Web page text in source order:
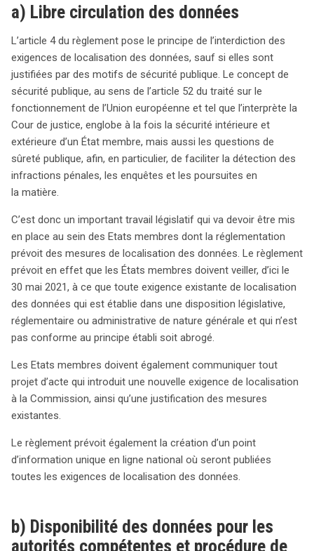
a) Libre circulation des données
L’article 4 du règlement pose le principe de l’interdiction des
exigences de localisation des données, sauf si elles sont
justifiées par des motifs de sécurité publique. Le concept de
sécurité publique, au sens de l’article 52 du traité sur le
fonctionnement de l’Union européenne et tel que l’interprète la
Cour de justice, englobe à la fois la sécurité intérieure et
extérieure d’un État membre, mais aussi les questions de
sûreté publique, afin, en particulier, de faciliter la détection des
infractions pénales, les enquêtes et les poursuites en
la matière.
C’est donc un important travail législatif qui va devoir être mis
en place au sein des Etats membres dont la réglementation
prévoit des mesures de localisation des données. Le règlement
prévoit en effet que les États membres doivent veiller, d’ici le
30 mai 2021, à ce que toute exigence existante de localisation
des données qui est établie dans une disposition législative,
réglementaire ou administrative de nature générale et qui n’est
pas conforme au principe établi soit abrogé.
Les Etats membres doivent également communiquer tout
projet d’acte qui introduit une nouvelle exigence de localisation
à la Commission, ainsi qu’une justification des mesures
existantes.
Le règlement prévoit également la création d’un point
d’information unique en ligne national où seront publiées
toutes les exigences de localisation des données.
b) Disponibilité des données pour les
autorités compétentes et procédure de